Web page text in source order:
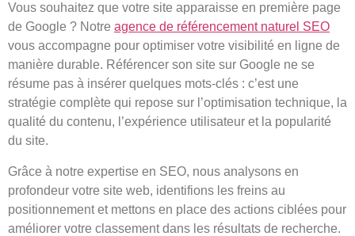
Vous souhaitez que votre site apparaisse en première page
de Google ? Notre agence de référencement naturel SEO
vous accompagne pour optimiser votre visibilité en ligne de
manière durable. Référencer son site sur Google ne se
résume pas à insérer quelques mots-clés : c’est une
stratégie complète qui repose sur l’optimisation technique, la
qualité du contenu, l’expérience utilisateur et la popularité
du site.
Grâce à notre expertise en SEO, nous analysons en
profondeur votre site web, identifions les freins au
positionnement et mettons en place des actions ciblées pour
améliorer votre classement dans les résultats de recherche.